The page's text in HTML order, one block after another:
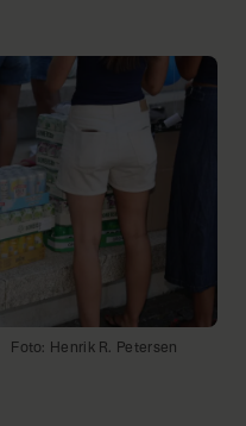
Foto: Henrik R. Petersen